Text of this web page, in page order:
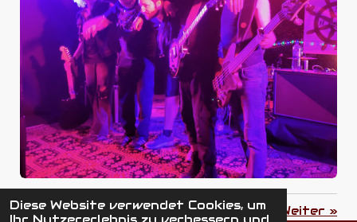
Diese Website verwendet Cookies, um
«Zurück Weiter »